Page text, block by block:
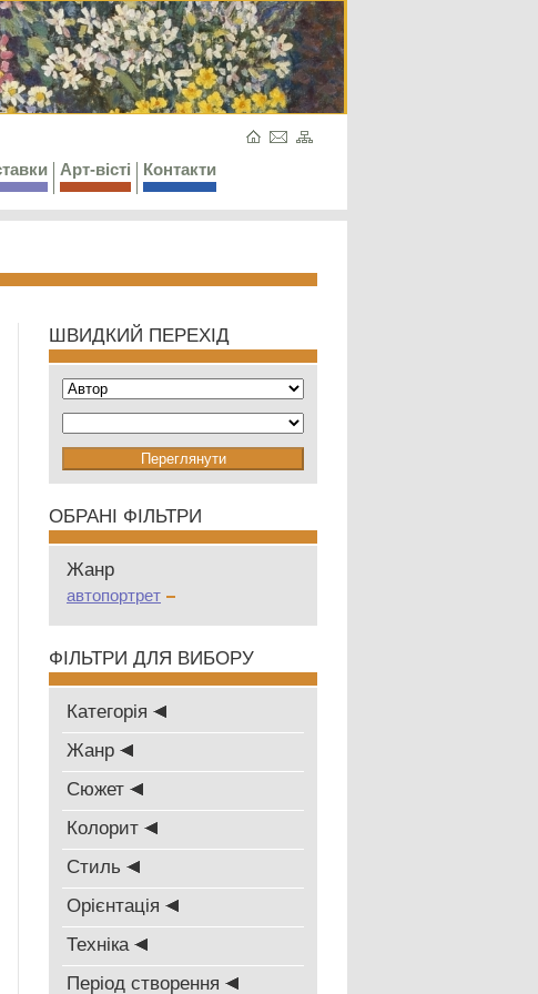
Арт-вісті Контакти
ШВИДКИЙ ПЕРЕХІД
ОБРАНІ ФІЛЬТРИ
Жанр
автопортрет
ФІЛЬТРИ ДЛЯ ВИБОРУ
Категорія
Жанр
Сюжет
Колорит
Стиль
Oрієнтація
Техніка
Період створення